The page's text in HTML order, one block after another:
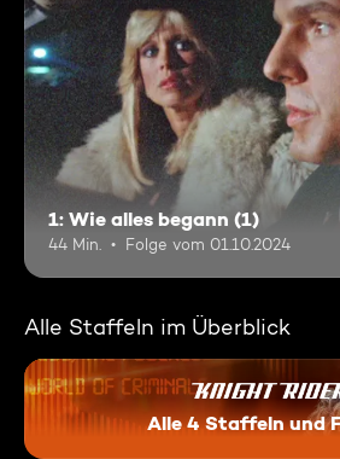
1: Wie alles begann (1)
44 Min. Folge vom 01.10.2024
Alle Staffeln im Überblick
Alle 4 Staffeln und